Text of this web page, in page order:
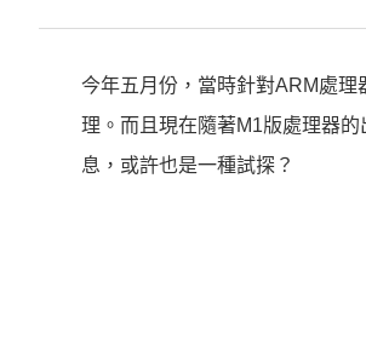
今年五月份，當時針對ARM處
理。而且現在隨著M1版處理器
息，或許也是一種試探？